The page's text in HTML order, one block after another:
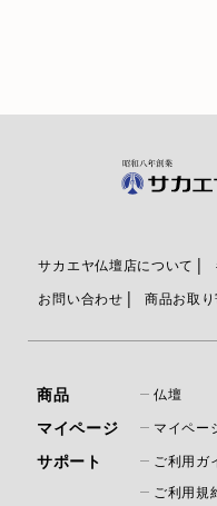
サカエヤ仏壇店について
お問い合わせ
商品お取
商品 仏壇
マイページ マイペー
サポート ご利用ガ
ご利用規